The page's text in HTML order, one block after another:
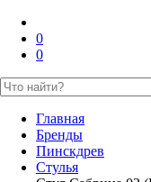
0
0
Главная
Бренды
Пинскдрев
Стулья